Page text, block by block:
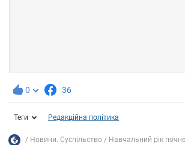
0 36
Теги Редакційна політика
Новини. Суспільство Навчальний рік